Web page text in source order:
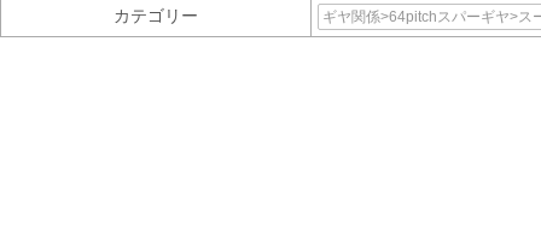
カテゴリー
ギヤ関係>64pitchスパーギヤ>ス